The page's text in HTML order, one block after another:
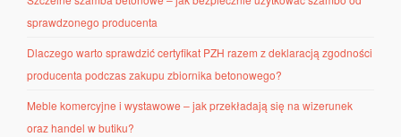
sprawdzonego producenta
Dlaczego warto sprawdzić certyfikat PZH razem z deklaracją zgodności
producenta podczas zakupu zbiornika betonowego?
Meble komercyjne i wystawowe – jak przekładają się na wizerunek
oraz handel w butiku?